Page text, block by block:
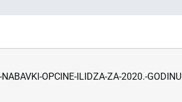
OPCINE-ILIDZA-ZA-2020.-GODINU